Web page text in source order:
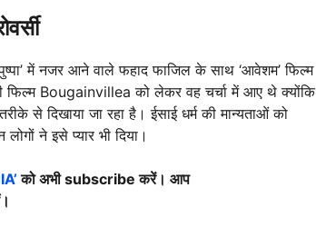
में नजर आने वाले फहाद फाजिल के साथ ‘आवेशम’ फिल्म
फिल्म Bougainvillea को लेकर वह चर्चा में आए थे क्योंकि
से दिखाया जा रहा है। ईसाई धर्म की मान्यताओं को
ने इसे प्यार भी दिया।
को अभी subscribe करें। आप